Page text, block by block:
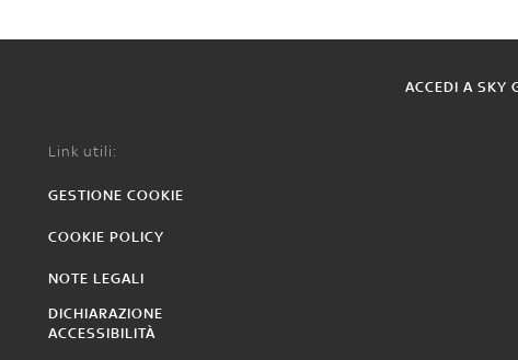
ACCEDI A SKY
Link utili:
GESTIONE COOKIE
COOKIE POLICY
NOTE LEGALI
DICHIARAZIONE
ACCESSIBILITÀ